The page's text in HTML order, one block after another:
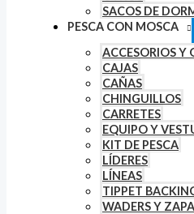
SACOS DE
PESCA CON MOSCA
ACCESORIOS Y
CAJAS
CAÑAS
CHINGUILLOS
CARRETES
EQUIPO Y
KIT DE PESCA
LÍDERES
LÍNEAS
TIPPET
WADERS Y